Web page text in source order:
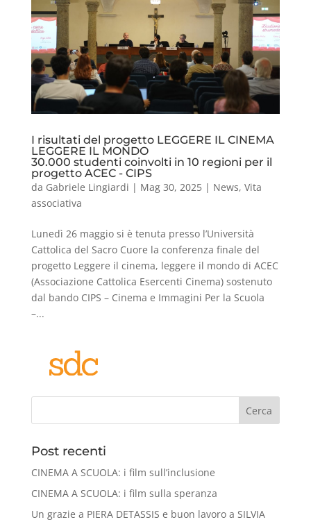
I risultati del progetto LEGGERE IL CINEMA
LEGGERE IL MONDO
30.000 studenti coinvolti in 10 regioni per il
progetto ACEC - CIPS
da Gabriele Lingiardi | Mag 30, 2025| News, Vita
associativa
Lunedì 26 maggio si è tenuta presso l’Università
Cattolica del Sacro Cuore la conferenza finale del
progetto Leggere il cinema, leggere il mondo di ACEC
(Associazione Cattolica Esercenti Cinema) sostenuto
dal bando CIPS – Cinema e Immagini Per la Scuola
–...
Cerca
Post recenti
CINEMA A SCUOLA: i film sull’inclusione
CINEMA A SCUOLA: i film sulla speranza
Un grazie a PIERA DETASSIS e buon lavoro a SILVIA